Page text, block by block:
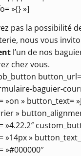
»{} »]
pas la possibilité
nous vous
l’un de nos
chez vous.
baguier-
»on » button_text=
»
»4.22.2″
»
»#000000″